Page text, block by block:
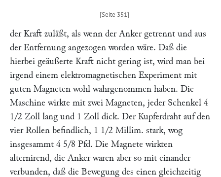
der Kraft zuläßt, als wenn der Anker getrennt und aus
der Entfernung angezogen worden wäre. Daß die
hierbei geäußerte Kraft nicht gering ist, wird man bei
irgend einem elektromagnetischen Experiment mit
guten Magneten wohl wahrgenommen haben. Die
Maschine wirkte mit zwei Magneten, jeder Schenkel 4
1/2 Zoll lang und 1 Zoll dick. Der Kupferdraht auf den
vier Rollen befindlich, 1 1/2 Millim. stark, wog
insgesammt 4 5/8 Pfd. Die Magnete wirkten
alternirend, die Anker waren aber so mit einander
verbunden, daß die Bewegung des einen gleichzeitig